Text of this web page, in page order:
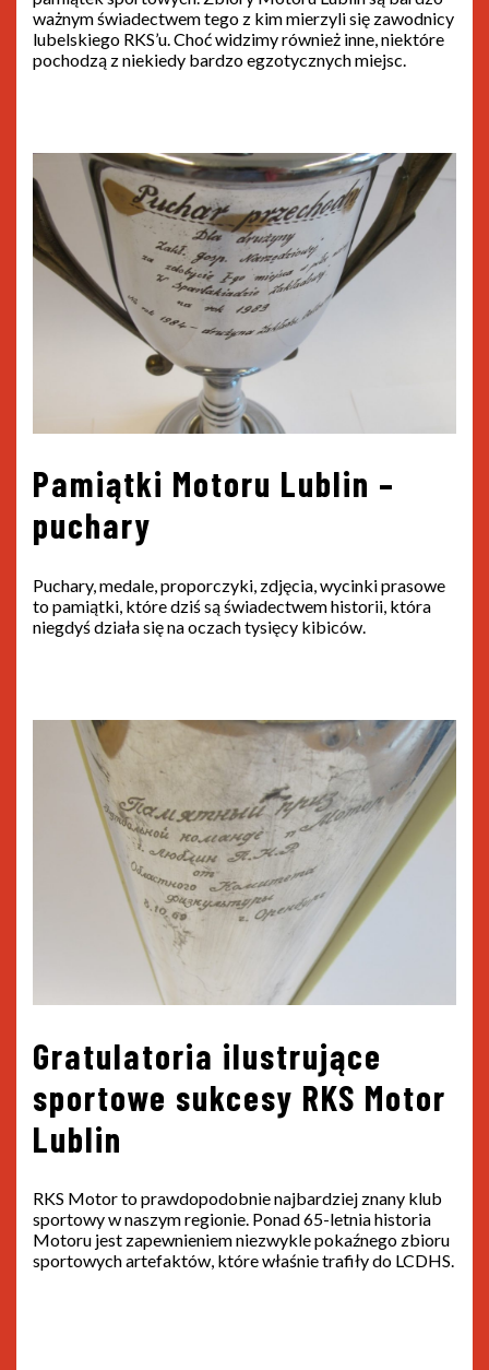
ważnym świadectwem tego z kim mierzyli się zawodnicy
lubelskiego RKS’u. Choć widzimy również inne, niektóre
pochodzą z niekiedy bardzo egzotycznych miejsc.
Pamiątki Motoru Lublin –
puchary
Puchary, medale, proporczyki, zdjęcia, wycinki prasowe
to pamiątki, które dziś są świadectwem historii, która
niegdyś działa się na oczach tysięcy kibiców.
Gratulatoria ilustrujące
sportowe sukcesy RKS Motor
Lublin
RKS Motor to prawdopodobnie najbardziej znany klub
sportowy w naszym regionie. Ponad 65-letnia historia
Motoru jest zapewnieniem niezwykle pokaźnego zbioru
sportowych artefaktów, które właśnie trafiły do LCDHS.